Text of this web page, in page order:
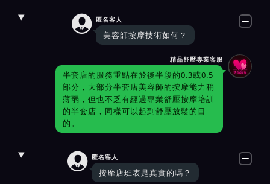
 匿名客人
美容師按摩技術如何？
精品舒壓專業客服
半套店的服務重點在於後半段的0.3或0.5
部分，大部分半套店美容師的按摩能力稍
薄弱，但也不乏有經過專業舒壓按摩培訓
的半套店，同樣可以起到舒壓放鬆的目
的。
 匿名客人
按摩店班表是真實的嗎？